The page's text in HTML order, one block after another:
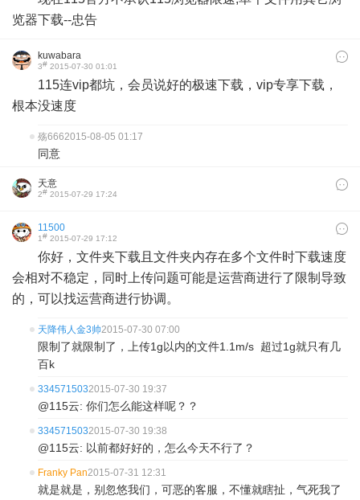
览器下载--忠告
kuwabara
3# 2015-07-30 01:01
115连vip都坑，会员说好的极速下载，vip专享下载，
根本没速度
殇6662015-08-05 01:17
同意
天意
2# 2015-07-29 17:24
11500
1# 2015-07-29 17:12
你好，文件夹下载且文件夹内存在多个文件时下载速度
会相对不稳定，同时上传问题可能是运营商进行了限制导致
的，可以找运营商进行协调。
天降伟人金3帅2015-07-30 07:00
限制了就限制了，上传1g以内的文件1.1m/s 超过1g就只有几
百k
3345715032015-07-30 19:37
@115云: 你们怎么能这样呢？？
3345715032015-07-30 19:38
@115云: 以前都好好的，怎么今天不行了？
Franky Pan2015-07-31 12:31
就是就是，别忽悠我们，可恶的客服，不懂就瞎扯，气死我了